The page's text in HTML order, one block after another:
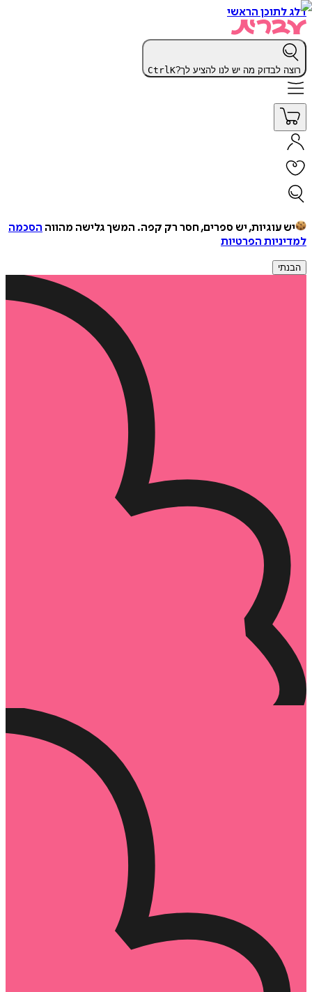
דלג לתוכן הראשי
רוצה לבדוק מה יש לנו להציע לך? CtrlK
יש עוגיות, יש ספרים, חסר רק קפה. המשך גלישה מהווה הסכמה
למדיניות הפרטיות
הבנתי